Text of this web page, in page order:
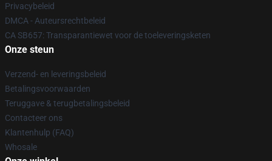
Privacybeleid
DMCA - Auteursrechtbeleid
CA SB657: Transparantiewet voor de toeleveringsketen
Onze steun
Verzend- en leveringsbeleid
Betalingsvoorwaarden
Teruggave & terugbetalingsbeleid
Contacteer ons
Klantenhulp (FAQ)
Whosale